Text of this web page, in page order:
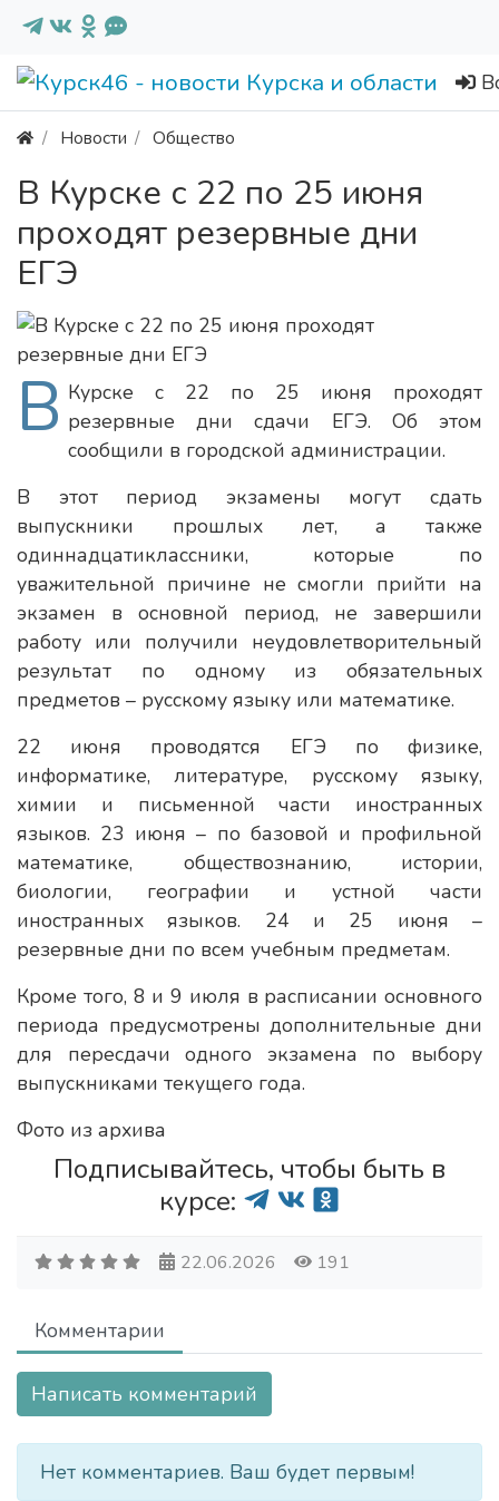
Новости Общество
В Курске с 22 по 25 июня
проходят резервные дни
ЕГЭ
В Курске с 22 по 25 июня проходят
резервные дни сдачи ЕГЭ. Об этом
сообщили в городской администрации.
В этот период экзамены могут сдать
выпускники прошлых лет, а также
одиннадцатиклассники, которые по
уважительной причине не смогли прийти на
экзамен в основной период, не завершили
работу или получили неудовлетворительный
результат по одному из обязательных
предметов – русскому языку или математике.
22 июня проводятся ЕГЭ по физике,
информатике, литературе, русскому языку,
химии и письменной части иностранных
языков. 23 июня – по базовой и профильной
математике, обществознанию, истории,
биологии, географии и устной части
иностранных языков. 24 и 25 июня –
резервные дни по всем учебным предметам.
Кроме того, 8 и 9 июля в расписании основного
периода предусмотрены дополнительные дни
для пересдачи одного экзамена по выбору
выпускниками текущего года.
Фото из архива
Подписывайтесь, чтобы быть в
курсе:
22.06.2026 191
Комментарии
Написать комментарий
Нет комментариев. Ваш будет первым!